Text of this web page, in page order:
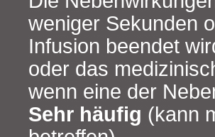
weniger Sekunden
Infusion beendet
oder das
wenn eine der
Sehr häufig (kann